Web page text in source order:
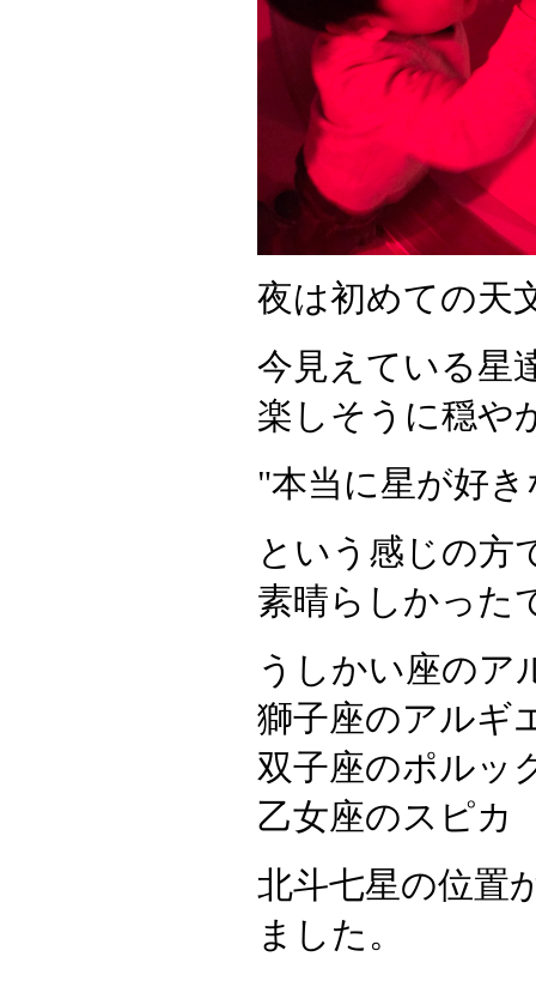
夜は初めての天
今見えている星
楽しそうに穏や
"本当に星が好
という感じの方
素晴らしかった
うしかい座のア
獅子座のアルギ
双子座のポルッ
乙女座のスピカ
北斗七星の位置
ました。